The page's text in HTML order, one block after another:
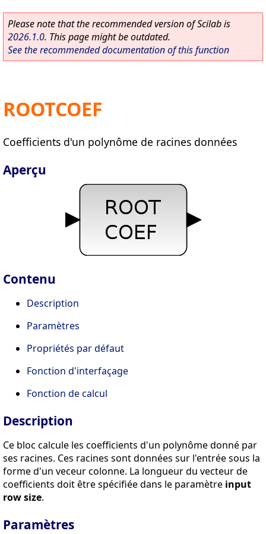
Please note that the recommended version of Scilab is
2026.1.0. This page might be outdated.
See the recommended documentation of this function
ROOTCOEF
Coefficients d'un polynôme de racines données
Aperçu
Contenu
Description
Paramètres
Propriétés par défaut
Fonction d'interfaçage
Fonction de calcul
Description
Ce bloc calcule les coefficients d'un polynôme donné par
ses racines. Ces racines sont données sur l'entrée sous la
forme d'un veceur colonne. La longueur du vecteur de
coefficients doit être spécifiée dans le paramètre input
row size.
Paramètres